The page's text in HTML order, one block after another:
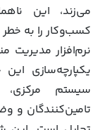
می‌زند، این
کسب‌وکار را به خطر
نرم‌افزار مدیریت
یکپارچه‌سازی
سیستم
تامین‌کنندگان و